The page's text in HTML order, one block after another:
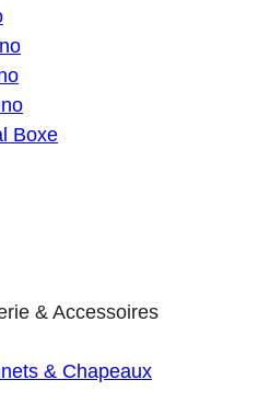
Boxe
& Accessoires
& Chapeaux